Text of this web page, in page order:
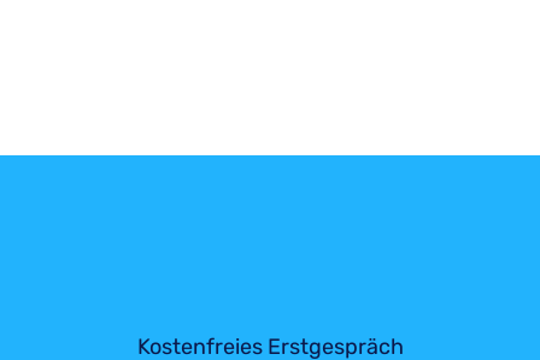
Kostenfreies Erstgespräch